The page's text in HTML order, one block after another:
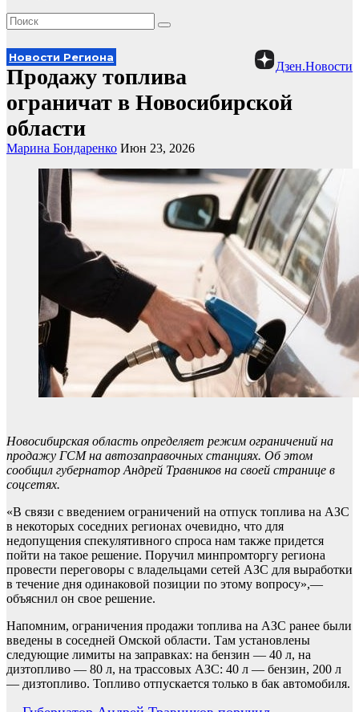
Дзен.Новости
Новости Региона
Продажу топлива
ограничат в Новосибирской
области
Марина Бондаренко Июн 23, 2026
Новосибирская область определяет режим ограничений на
продажу ГСМ на автозаправочных станциях. Об этом
сообщил губернатор Андрей Травников на своей странице в
соцсетях.
«В связи с введением ограничений на отпуск топлива на АЗС
в некоторых соседних регионах очевидно, что для
недопущения спекулятивного спроса нам также придется
пойти на такое решение. Поручил минпромторгу региона
провести переговоры с владельцами сетей АЗС для выработки
в течение дня одинаковой позиции по этому вопросу»,—
объяснил он свое решение.
Напомним, ограничения продажи топлива на АЗС ранее были
введены в соседней Омской области. Там установлены
следующие лимиты на заправках: на бензин — 40 л, на
дизтопливо — 80 л, на трассовых АЗС: 40 л — бензин, 200 л
— дизтопливо. Топливо отпускается только в бак автомобиля.